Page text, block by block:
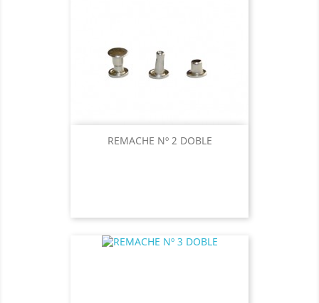
REMACHE Nº 2 DOBLE